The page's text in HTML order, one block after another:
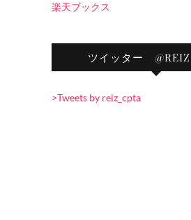
楽天ブックス
ツイッター
>Tweets by reiz_cpta